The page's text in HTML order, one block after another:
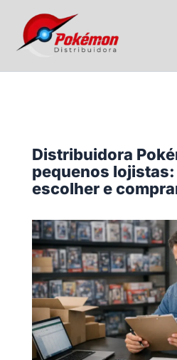
Distribuidora
pequenos
escolher e